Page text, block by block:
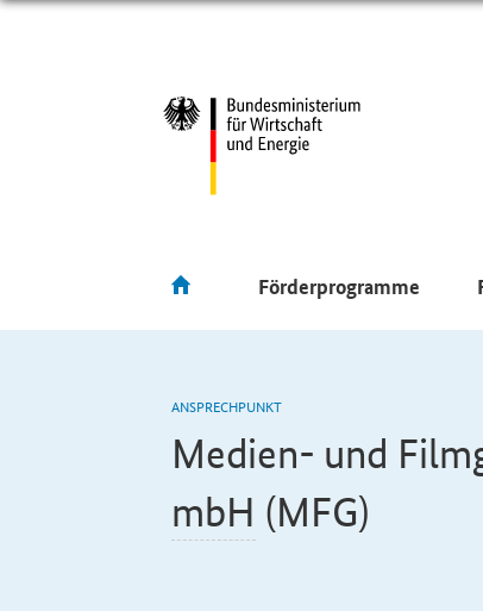
Förderprogramme
ANSPRECHPUNKT
Medien- und
mbH (MFG)